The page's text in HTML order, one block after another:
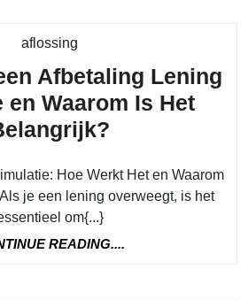
aflossing
Afbetaling Lening
en Waarom Is Het
een
Afbetaling
Lening
Hoe Werkt Het en Waarom
je een lening overweegt, is het
om{...}
READING....